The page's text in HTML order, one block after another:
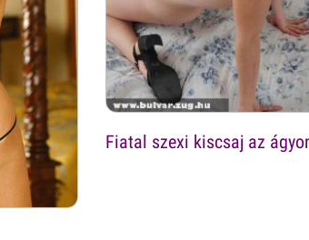
Fiatal szexi kiscsaj az